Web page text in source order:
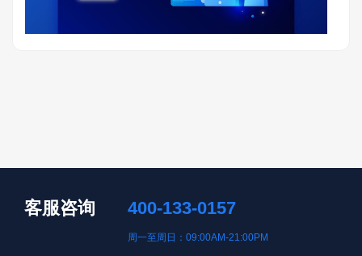
客服咨询 400-133-0157
周一至周日：09:00AM-21:00PM